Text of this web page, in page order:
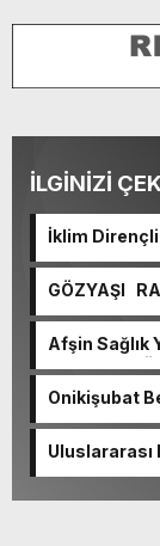
İLGİNİZİ
İklim Dirençli
GÖZYAŞI
Afşin Sağlık
Okulunda
Onikişubat
Uluslararası